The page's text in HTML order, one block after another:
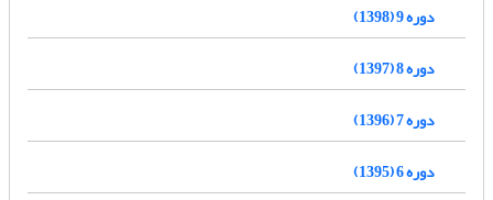
دوره 9 (1398)
دوره 8 (1397)
دوره 7 (1396)
دوره 6 (1395)